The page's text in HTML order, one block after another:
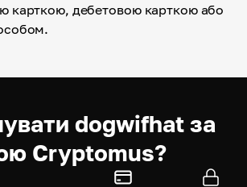
карткою, дебетовою карткою або
dogwifhat за
Cryptomus?